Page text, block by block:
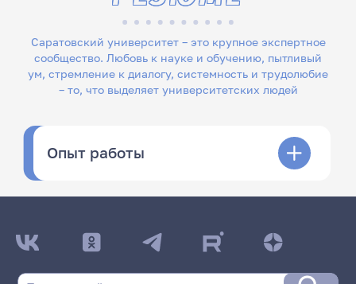
Саратовский университет – это крупное экспертное
сообщество. Любовь к науке и обучению, пытливый
ум, стремление к диалогу, системность и трудолюбие
– то, что выделяет университетских людей
Опыт работы